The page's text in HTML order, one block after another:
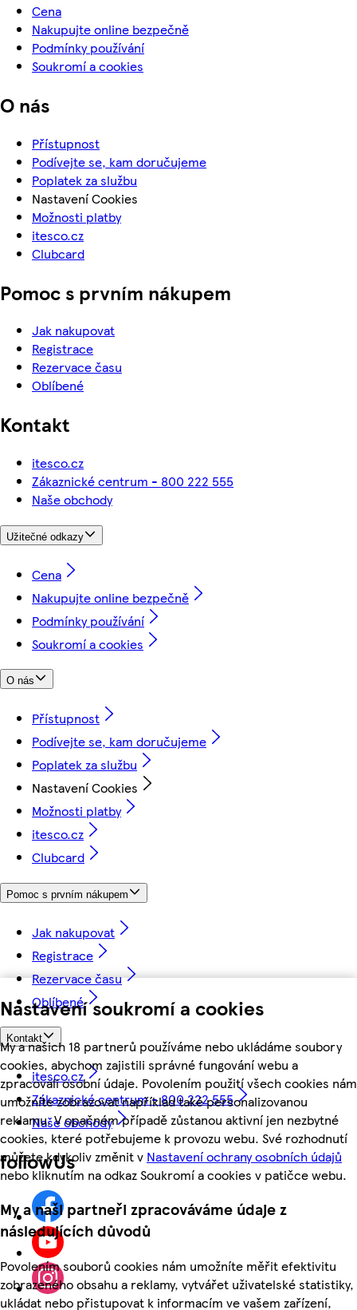
Nastavení soukromí a cookies
My a našich 18 partnerů používáme nebo ukládáme soubory
cookies, abychom zajistili správné fungování webu a
zpracovali osobní údaje. Povolením použití všech cookies nám
umožníte zobrazovat například také personalizovanou
reklamu. V opačném případě zůstanou aktivní jen nezbytné
cookies, které potřebujeme k provozu webu. Své rozhodnutí
můžete kdykoliv změnit v Nastavení ochrany osobních údajů
nebo kliknutím na odkaz Soukromí a cookies v patičce webu.
My a naši partneři zpracováváme údaje z
následujících důvodů
Povolením souborů cookies nám umožníte měřit efektivitu
zobrazeného obsahu a reklamy, vytvářet uživatelské statistiky,
ukládat nebo přistupovat k informacím ve vašem zařízení,
Cena
Nakupujte online bezpečně
Podmínky používání
Soukromí a cookies
O nás
Přístupnost
Podívejte se, kam doručujeme
Poplatek za službu
Nastavení Cookies
Možnosti platby
itesco.cz
Clubcard
Pomoc s prvním nákupem
Jak nakupovat
Registrace
Rezervace času
Oblíbené
Kontakt
itesco.cz
Zákaznické centrum - 800 222 555
Naše obchody
Užitečné odkazy
Cena
Nakupujte online bezpečně
Podmínky používání
Soukromí a cookies
O nás
Přístupnost
Podívejte se, kam doručujeme
Poplatek za službu
Nastavení Cookies
Možnosti platby
itesco.cz
Clubcard
Pomoc s prvním nákupem
Jak nakupovat
Registrace
Rezervace času
Oblíbené
Kontakt
itesco.cz
Zákaznické centrum - 800 222 555
Naše obchody
followUs